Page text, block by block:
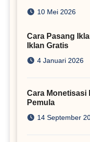
Juta
10 Mei 2026
Cara Pasang
Iklan Gratis
4 Januari 2026
Cara Monetisasi
Pemula
14 September